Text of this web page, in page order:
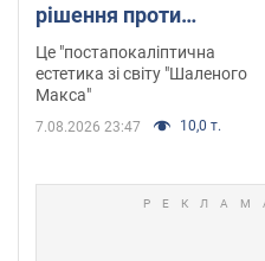
рішення проти
російських FPV-дронів.
Фото
Це "постапокаліптична
естетика зі світу "Шаленого
Макса"
7.08.2026 23:47 10,0 т.